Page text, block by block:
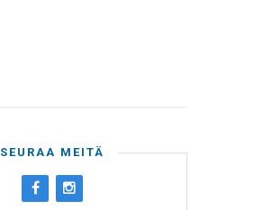
SEURAA MEITÄ